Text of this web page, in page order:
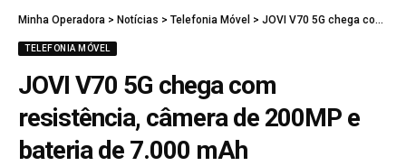
Minha Operadora > Notícias > Telefonia Móvel > JOVI V70 5G chega com resistência, câmera de 200MP e bateria de 7.000 mAh
TELEFONIA MÓVEL
JOVI V70 5G chega com
resistência, câmera de 200MP e
bateria de 7.000 mAh